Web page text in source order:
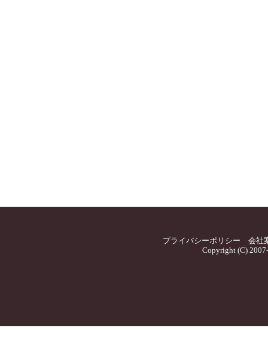
プライバシーポリシー
会社
Copyright (C)